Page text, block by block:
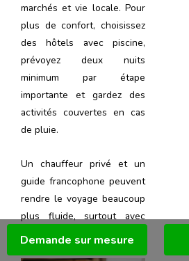
marchés et vie locale. Pour
plus de confort, choisissez
des hôtels avec piscine,
prévoyez deux nuits
minimum par étape
importante et gardez des
activités couvertes en cas
de pluie.
Un chauffeur privé et un
guide francophone peuvent
rendre le voyage beaucoup
plus fluide, surtout avec
des enfants ou des seniors.
Demande sur mesure